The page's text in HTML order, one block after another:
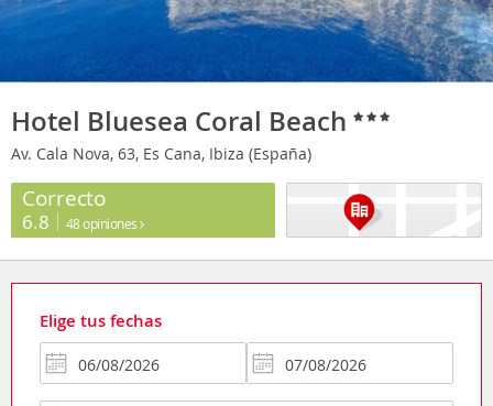
Hotel Bluesea Coral Beach
Av. Cala Nova, 63, Es Cana, Ibiza (España)
Correcto
6.8 48 opiniones
Elige tus fechas